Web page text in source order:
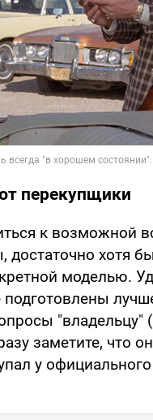
перекупщики
к возможной
хотя
моделью.
подготовлены
"владельцу"
заметите, что
у